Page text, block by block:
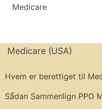
Medicare
Medicare (USA)
Hvem er berettiget til
Sådan Sammenlign PPO